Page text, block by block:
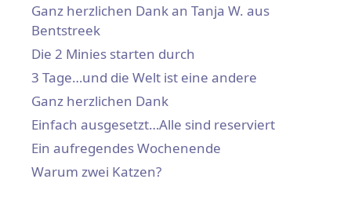
Ganz herzlichen Dank an Tanja W. aus
Bentstreek
Die 2 Minies starten durch
3 Tage…und die Welt ist eine andere
Ganz herzlichen Dank
Einfach ausgesetzt…Alle sind reserviert
Ein aufregendes Wochenende
Warum zwei Katzen?